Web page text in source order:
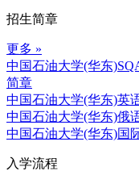
招生简章
更多 »
中国石油大学(华东
简章
中国石油大学(华东)英
中国石油大学(华东)俄
中国石油大学(华东)国
入学流程